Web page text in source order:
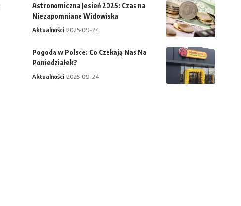
Astronomiczna Jesień 2025: Czas na
Niezapomniane Widowiska
Aktualności 2025-09-24
Pogoda w Polsce: Co Czekają Nas Na
Poniedziałek?
Aktualności 2025-09-24